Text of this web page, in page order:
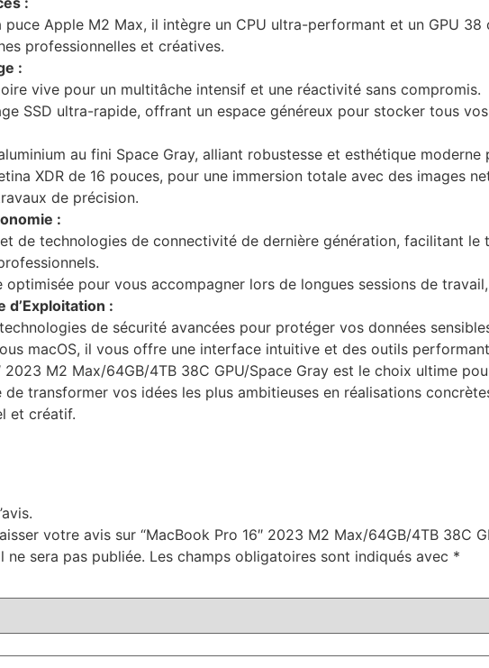
puce Apple M2 Max, il intègre un CPU ultra-performant et un GPU
professionnelles et créatives.
:
vive pour un multitâche intensif et une réactivité sans compromis.
SSD ultra-rapide, offrant un espace généreux pour stocker tous
au fini Space Gray, alliant robustesse et esthétique
XDR de 16 pouces, pour une immersion totale avec des images
de précision.
:
de technologies de connectivité de dernière génération, facilitant
optimisée pour vous accompagner lors de longues sessions de
d’Exploitation :
de sécurité avancées pour protéger vos données
macOS, il vous offre une interface intuitive et des outils
2023 M2 Max/64GB/4TB 38C GPU/Space Gray est le choix ultime
transformer vos idées les plus ambitieuses en réalisations
et créatif.
votre avis sur “MacBook Pro 16″ 2023 M2 Max/64GB/4TB 38C
ne sera pas publiée. Les champs obligatoires sont indiqués avec *